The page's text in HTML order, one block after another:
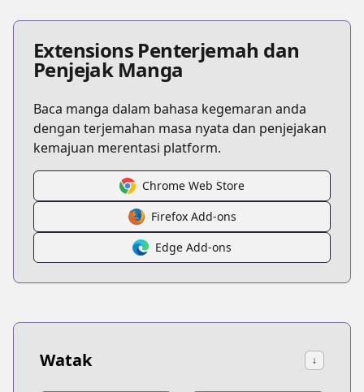
Extensions Penterjemah dan
Penjejak Manga
Baca manga dalam bahasa kegemaran anda
dengan terjemahan masa nyata dan penjejakan
kemajuan merentasi platform.
Chrome Web Store
Firefox Add-ons
Edge Add-ons
Watak ↓